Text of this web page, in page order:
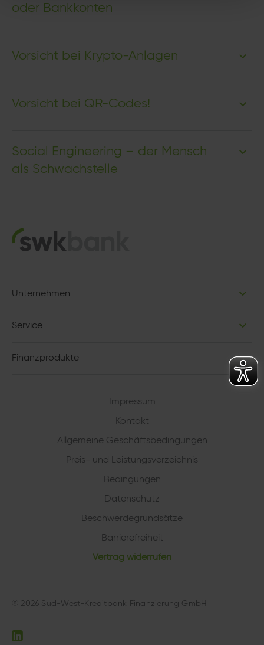
oder Bankkonten
Vorsicht bei Krypto-Anlagen
Vorsicht bei QR-Codes!
Social Engineering – der Mensch
als Schwachstelle
Unternehmen
Service
Finanzprodukte
Impressum
Kontakt
Allgemeine Geschäftsbedingungen
Preis- und Leistungsverzeichnis
Bedingungen
Datenschutz
Beschwerdegrundsätze
Barrierefreiheit
Vertrag widerrufen
© 2026 Süd-West-Kreditbank Finanzierung GmbH